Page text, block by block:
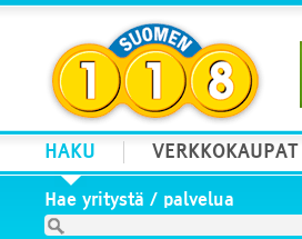
HAKU VERKKOKAUPAT
Hae yritystä / palvelua